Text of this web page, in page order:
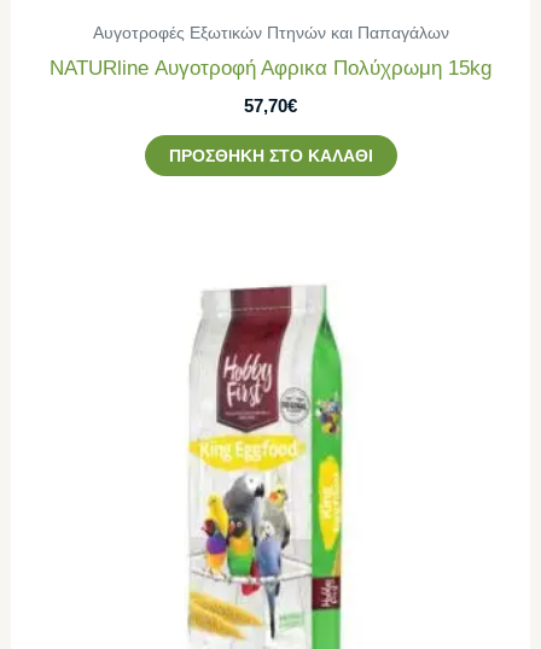
Αυγοτροφές Εξωτικών Πτηνών και Παπαγάλων
NATURline Αυγοτροφή Αφρικα Πολύχρωμη 15kg
57,70€
ΠΡΟΣΘΉΚΗ ΣΤΟ ΚΑΛΆΘΙ